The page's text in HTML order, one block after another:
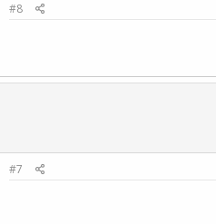
#8
#7